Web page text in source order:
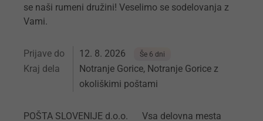
se naši rumeni družini! Veselimo se sodelovanja z
Vami.
Prijave do 12. 8. 2026 Še 6 dni
Kraj dela
Notranje Gorice, Notranje Gorice z
okoliškimi poštami
POŠTA SLOVENIJE d.o.o. Vsa delovna mesta